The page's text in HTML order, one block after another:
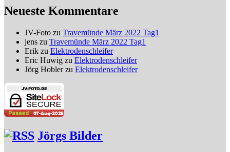
Neueste Kommentare
JV-Foto zu Travemünde März 2022 Tag1
jens zu Travemünde März 2022 Tag1
Erik zu Elektrodenschleifer
Eric Huwig zu Elektrodenschleifer
Jörg Hoblerzu Elektrodenschleifer
Jörgs Bilder